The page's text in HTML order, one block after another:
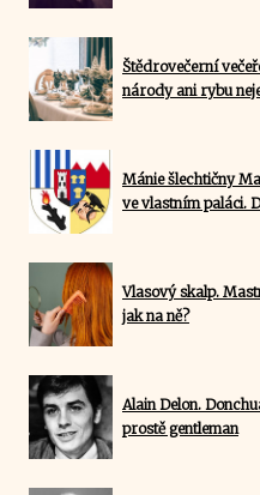
Štědrovečerní
národy ani rybu
Mánie šlechtičny
ve vlastním paláci.
Vlasový skalp.
jak na ně?
Alain Delon.
prostě gentleman